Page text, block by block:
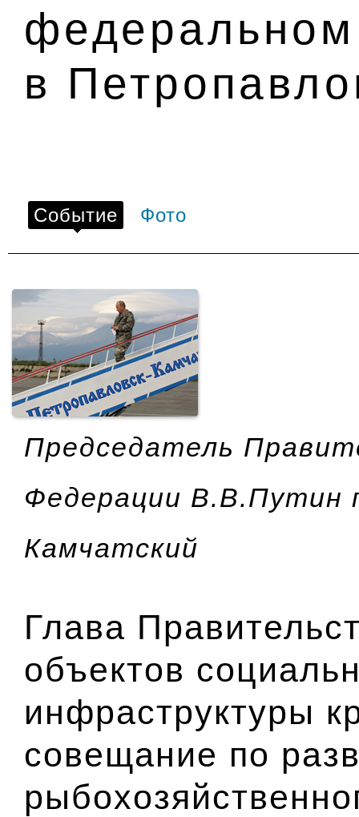
в
Событие Фото
Председатель
Федерации В.В.Путин
Камчатский
Глава
объектов
инфраструктуры
совещание по